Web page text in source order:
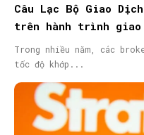
Câu Lạc Bộ Giao
trên hành trình
Trong nhiều năm, các
tốc độ khớp...